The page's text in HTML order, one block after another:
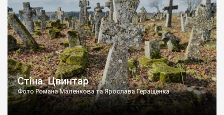
Стіна. Цвинтар
Фото Романа Маленкова та Ярослава Геращенка